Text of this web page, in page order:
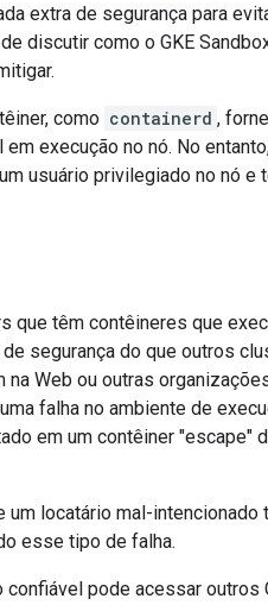
extra de segurança para
discutir como o GKE
como containerd ,
execução no nó. No
usuário privilegiado no nó e
que têm contêineres que
segurança do que outros
na Web ou outras
falha no ambiente de
em um contêiner "escape"
locatário mal-
esse tipo de falha.
confiável pode acessar